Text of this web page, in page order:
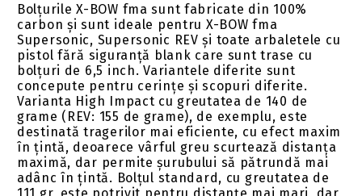
Bolțurile X-BOW fma sunt fabricate din 100%
carbon și sunt ideale pentru X-BOW fma
Supersonic, Supersonic REV și toate arbaletele cu
pistol fără siguranță blank care sunt trase cu
bolțuri de 6,5 inch. Variantele diferite sunt
concepute pentru cerințe și scopuri diferite.
Varianta High Impact cu greutatea de 140 de
grame (REV: 155 de grame), de exemplu, este
destinată tragerilor mai eficiente, cu efect maxim
în țintă, deoarece vârful greu scurtează distanța
maximă, dar permite șurubului să pătrundă mai
adânc în țintă. Bolțul standard, cu greutatea de